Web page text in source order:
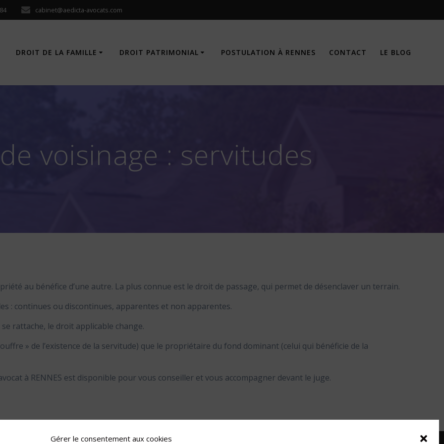
Gérer le consentement aux cookies
cabinet@aedicta-avocats.com
DROIT DE LA FAMILLE DROIT PATRIMONIAL POSTULATION À RENNES CONTACT LE BLOG
voisinage : servitudes
au bénéfice d’une autre. La plus connue est le droit de passage, qui permet de désenclaver un terrain.
: continues ou discontinues, apparentes et non apparentes.
rattache, le droit applicable change.
» de l’existence de la servitude) que le propriétaire du fond dominant (celui qui bénéficie de la
à RENNES est disponible pour vous conseiller et vous accompagner devant le juge.